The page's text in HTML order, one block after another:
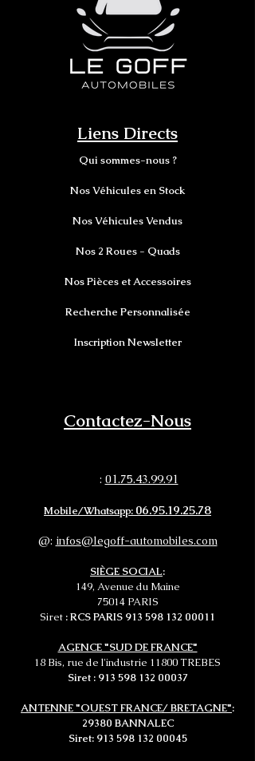
Liens Directs
Qui sommes-nous ?
Nos Véhicules en Stock
Nos Véhicules Vendus
Nos 2 Roues - Quads
Nos Pièces et Accessoires
Recherche Personnalisée
Inscription Newsletter
Contactez-Nous
: 01.75.43.99.91
Mobile/Whatsapp: 06.95.19.25.78
@: infos@legoff-automobiles.com
SIÈGE SOCIAL:
149, Avenue du Maine
75014 PARIS
Siret : RCS PARIS 913 598 132 00011
AGENCE "SUD DE FRANCE"
18 Bis, rue de l'industrie 11800 TREBES
Siret : 913 598 132 00037
ANTENNE "OUEST FRANCE/ BRETAGNE":
29380 BANNALEC
Siret: 913 598 132 00045